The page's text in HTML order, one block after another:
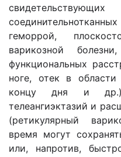
геморрой,
варикозной
функциональных
ноге, отек в области
концу дня и
телеангиэктазий и
(ретикулярный
время могут
или, напротив,